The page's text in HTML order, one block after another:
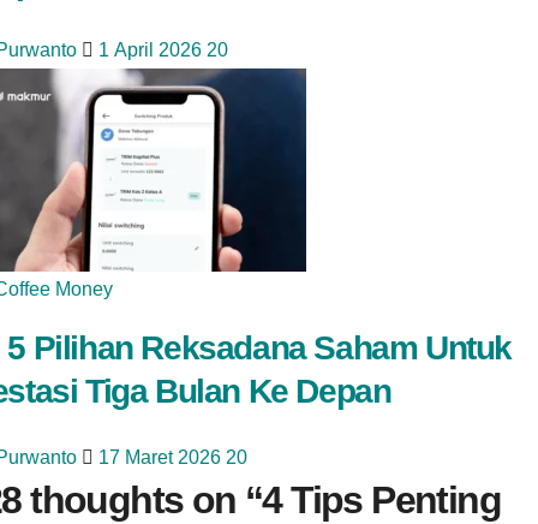
1 April 2026 20
Money
5 Pilihan Reksadana Saham Untuk
Tiga Bulan Ke Depan
17 Maret 2026 20
thoughts on “4 Tips Penting